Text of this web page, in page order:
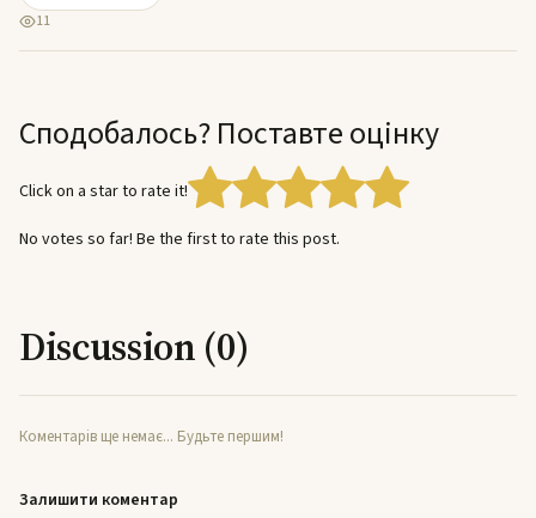
11
Сподобалось? Поставте оцінку
Click on a star to rate it!
No votes so far! Be the first to rate this post.
Discussion (0)
Коментарів ще немає... Будьте першим!
Залишити коментар